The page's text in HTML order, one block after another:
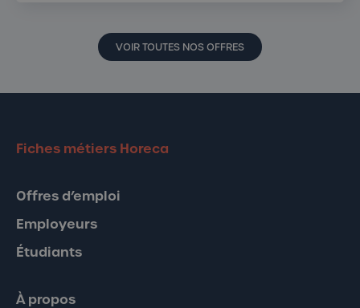
VOIR TOUTES NOS OFFRES
Fiches métiers Horeca
Offres d’emploi
Employeurs
Étudiants
À propos